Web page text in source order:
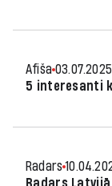
Afiša
5 interesanti
Radars
Radars Latvijā